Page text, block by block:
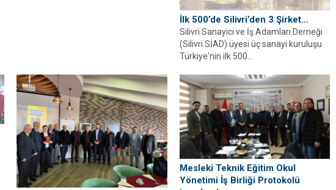
İlk 500’de Silivri’den 3 Şirket…
Silivri Sanayici ve İş Adamları Derneği
(Silivri SİAD) üyesi üç sanayi kuruluşu
Türkiye'nin ilk 500...
Mesleki Teknik Eğitim Okul
Yönetimi İş Birliği Protokolü